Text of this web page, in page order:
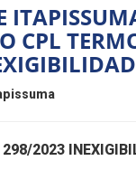
CPL
298/2023